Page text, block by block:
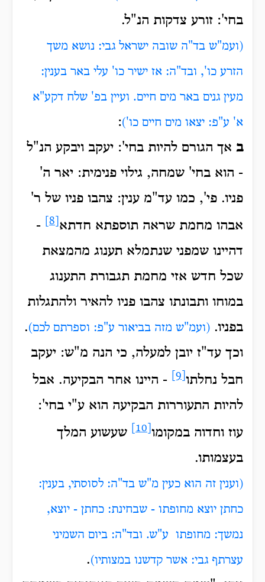
בחי': זורע צדקות הנ"ל.
(ועמ"ש בד"ה שובה ישראל גבי: נושא משך
הזרע כו', ובד"ה: אז ישיר כו' עלי באר בענין:
מעין גנים באר מים חיים. ועיין בפ' שלח דקע"א
א' ע"פ: יצאו מים חיים כו'):
ב אך הגורם להיות בחי': יעקב ויבקע הנ"ל
- הוא בחי' שמחה, גילוי פנימית: יאר ה'
פניו. פי', כמו עד"מ ענין: צהבו פניו של ר'
אבהו מחמת שראה תוספתא חדתא
-
דהיינו שמפני שנתמלא תענוג מהמצאת
שכל חדש אזי מחמת תגבורת התענוג
במוחו ותבונתו צהבו פניו להאיר ולהתגלות
בפניו. (ועמ"ש מזה בביאור ע"פ: וספרתם לכם).
וכך עד"ז יובן למעלה, כי הנה מ"ש: יעקב
חבל נחלתו
- היינו אחר הבקיעה. אבל
להיות התעוררות הבקיעה הוא ע"י בחי':
עוז וחדוה במקומו
שעשוע המלך
בעצמותו.
(וענין זה הוא כעין מ"ש בד"ה: לסוסתי, בענין:
כחתן יוצא מחופתו - שבחינת: כחתן - יוצא,
נמשך: מחופתו ע"ש. ובד"ה: ביום השמיני
עצרתף גבי: אשר קדשנו במצותיו).